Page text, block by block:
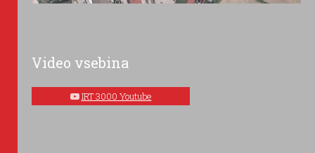
Video vsebina
IRT 3000 Youtube